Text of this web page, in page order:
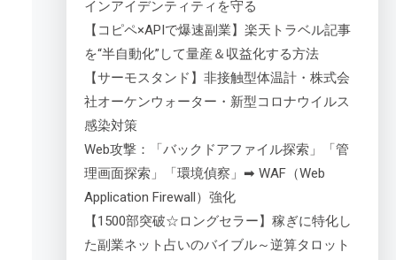
インアイデンティティを守る
【コピペ×APIで爆速副業】楽天トラベル記事
を“半自動化”して量産＆収益化する方法
【サーモスタンド】非接触型体温計・株式会
社オーケンウォーター・新型コロナウイルス
感染対策
Web攻撃：「バックドアファイル探索」「管
理画面探索」「環境偵察」➡ WAF（Web
Application Firewall）強化
【1500部突破☆ロングセラー】稼ぎに特化し
た副業ネット占いのバイブル～逆算タロット